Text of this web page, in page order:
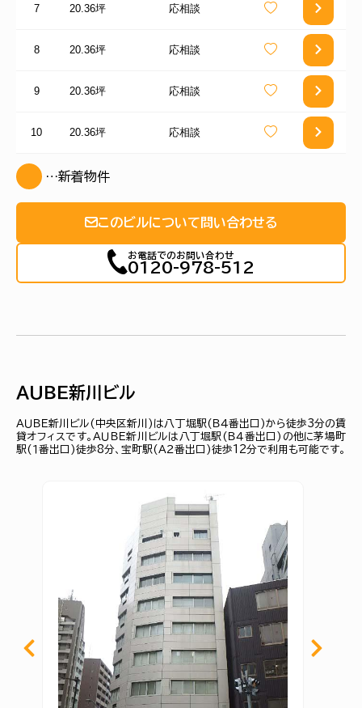
7 20.36坪 応相談
8 20.36坪 応相談
9 20.36坪 応相談
10 20.36坪 応相談
…新着物件
このビルについて問い合わせる
お電話でのお問い合わせ
0120-978-512
ＡＵＢＥ新川ビル
ＡＵＢＥ新川ビル(中央区新川)は八丁堀駅(Ｂ４番出口)から徒歩3分の賃
貸オフィスです。ＡＵＢＥ新川ビルは八丁堀駅(Ｂ４番出口)の他に茅場町
駅(１番出口)徒歩8分、宝町駅(Ａ２番出口)徒歩12分で利用も可能です。